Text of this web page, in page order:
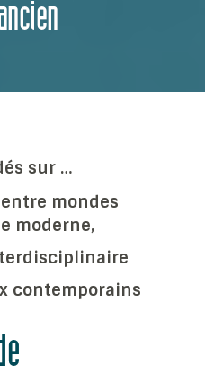
sur …
mondes
moderne,
contemporains